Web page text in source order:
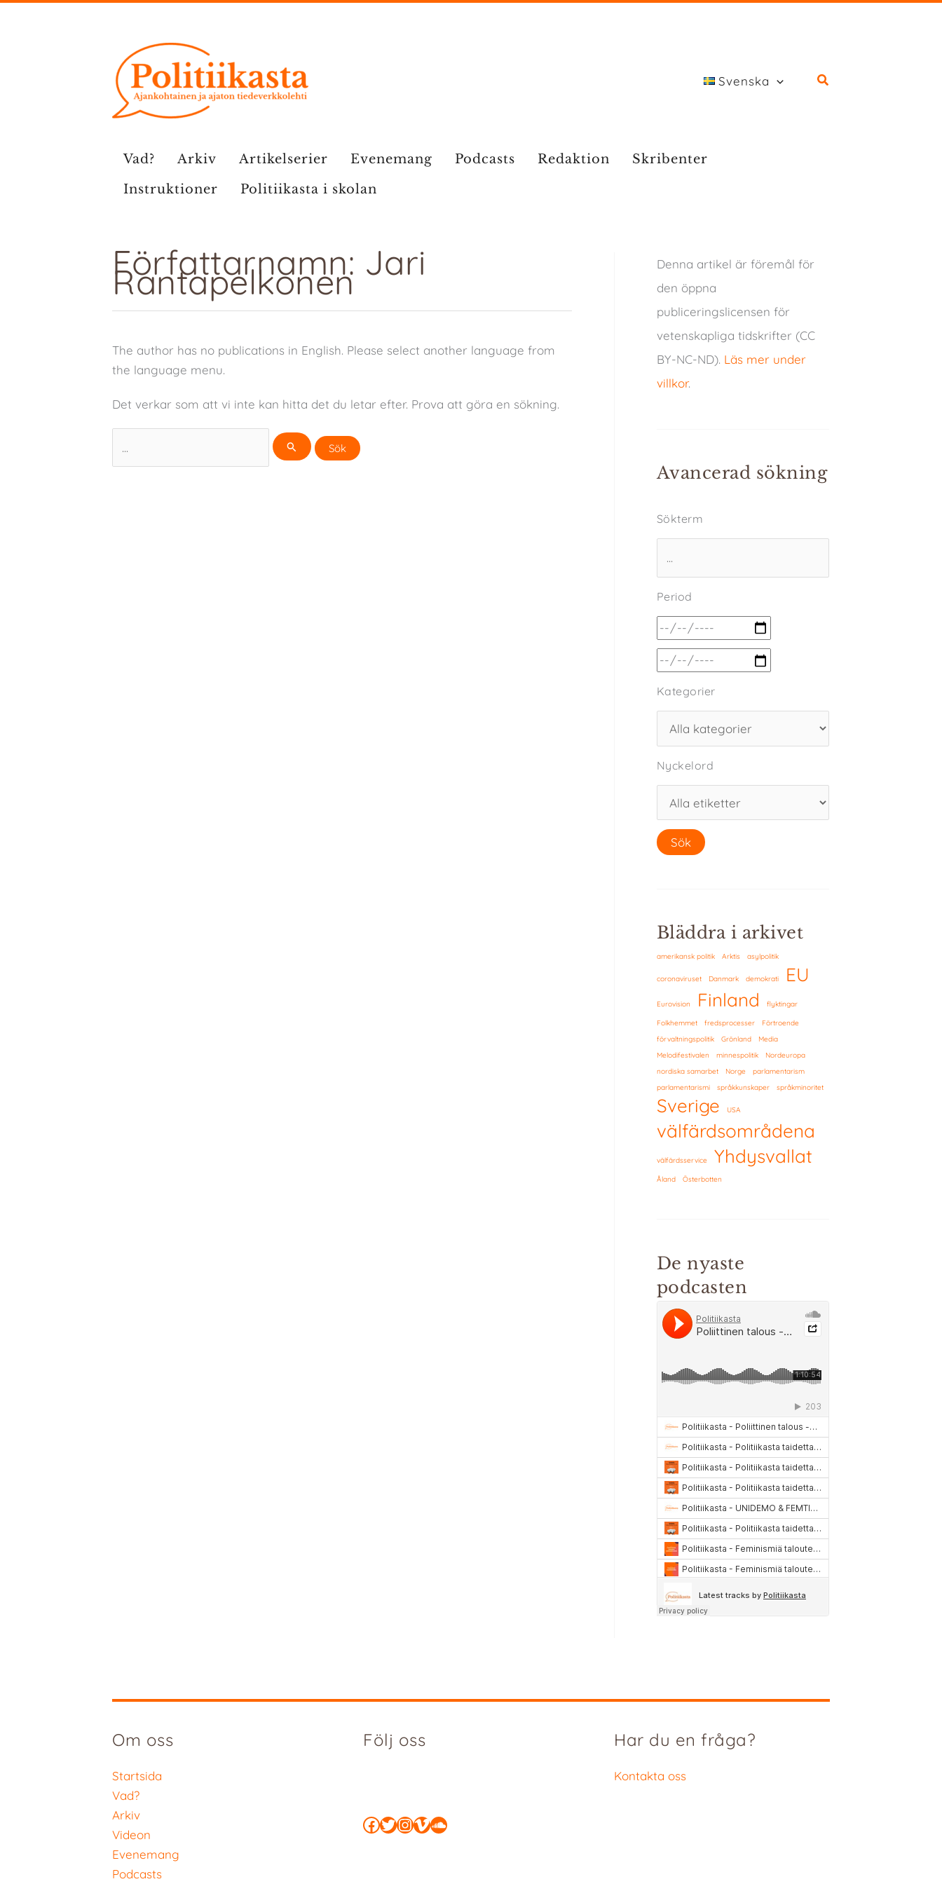
Svenska
Vad? Arkiv Artikelserier Evenemang Podcasts Redaktion
Skribenter
Instruktioner
Politiikasta i skolan
Författarnamn: Jari
Rantapelkonen
The author has no publications in English. Please select another language from
the language menu.
Det verkar som att vi inte kan hitta det du letar efter. Prova att göra en sökning.
efter:
Denna artikel är föremål för
den öppna
publiceringslicensen för
vetenskapliga tidskrifter (CC
BY-NC-ND). Läs mer under
villkor.
Avancerad sökning
Sökterm
Period
Kategorier
Nyckelord
Bläddra i arkivet
amerikansk politik Arktis asylpolitik
coronaviruset Danmark demokrati EU
Eurovision Finland flyktingar
Folkhemmet fredsprocesser
Förtroende
förvaltningspolitik
Grönland
Media
Melodifestivalen
minnespolitik
Nordeuropa
nordiska samarbet
Norge
parlamentarism
parlamentarismi
språkkunskaper språkminoritet
Sverige USA
välfärdsområdena
välfärdsservice Yhdysvallat
Åland Österbotten
De nyaste
podcasten
Om oss
Startsida
Vad?
Arkiv
Videon
Evenemang
Podcasts
Följ oss
Facebook
Twitter
Instagram
Vimeo
SoundCloud
Har du en fråga?
Kontakta oss